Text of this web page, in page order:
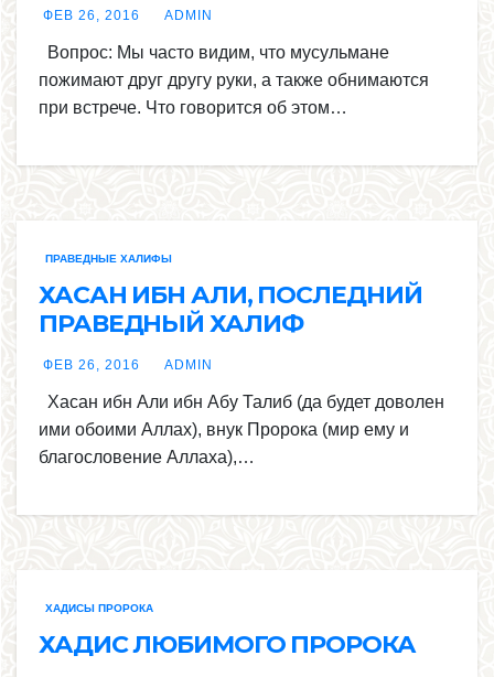
ФЕВ 26, 2016 ADMIN
Вопрос: Мы часто видим, что мусульмане
пожимают друг другу руки, а также обнимаются
при встрече. Что говорится об этом…
ПРАВЕДНЫЕ ХАЛИФЫ
ХАСАН ИБН АЛИ, ПОСЛЕДНИЙ
ПРАВЕДНЫЙ ХАЛИФ
ФЕВ 26, 2016 ADMIN
Хасан ибн Али ибн Абу Талиб (да будет доволен
ими обоими Аллах), внук Пророка (мир ему и
благословение Аллаха),…
ХАДИСЫ ПРОРОКА
ХАДИС ЛЮБИМОГО ПРОРОКА